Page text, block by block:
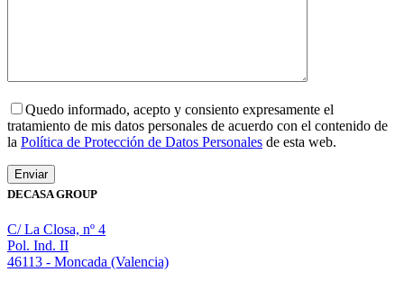
Quedo informado, acepto y consiento expresamente el
tratamiento de mis datos personales de acuerdo con el contenido de
la Política de Protección de Datos Personales de esta web.
DECASA GROUP
C/ La Closa, nº 4
Pol. Ind. II
46113 - Moncada (Valencia)